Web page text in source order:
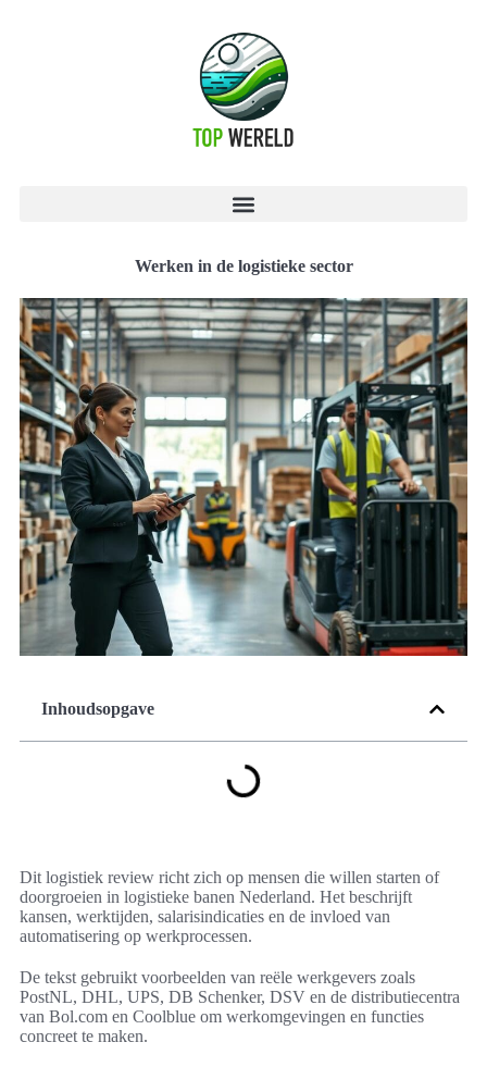
Werken in de logistieke sector
Inhoudsopgave
Dit logistiek review richt zich op mensen die willen starten of
doorgroeien in logistieke banen Nederland. Het beschrijft
kansen, werktijden, salarisindicaties en de invloed van
automatisering op werkprocessen.
De tekst gebruikt voorbeelden van reële werkgevers zoals
PostNL, DHL, UPS, DB Schenker, DSV en de distributiecentra
van Bol.com en Coolblue om werkomgevingen en functies
concreet te maken.